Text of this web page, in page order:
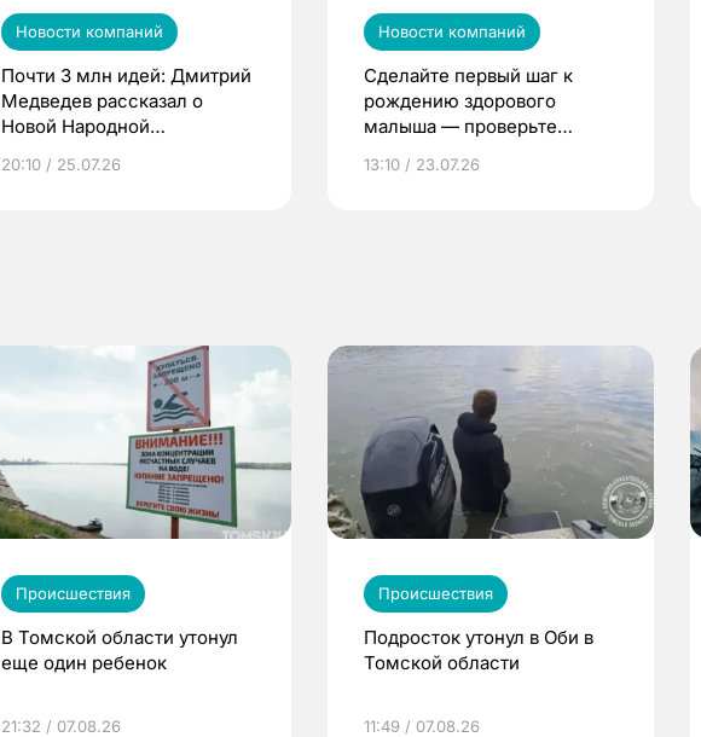
Новости компаний
Почти 3 млн идей: Дмитрий
Медведев рассказал о
Новой Народной
20:10 / 25.07.26
Новости компаний
Сделайте первый шаг к
рождению здорового
малыша — проверьте
по ОМС!
13:10 / 23.07.26
Происшествия
В Томской области утонул
еще один ребенок
21:32 / 07.08.26
Происшествия
Подросток утонул в Оби в
Томской области
11:49 / 07.08.26